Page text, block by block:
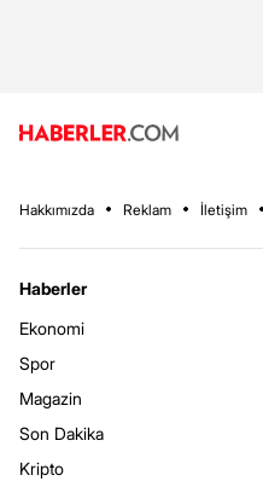
Hakkımızda Reklam İletişim
Haberler
Ekonomi
Spor
Magazin
Son Dakika
Kripto